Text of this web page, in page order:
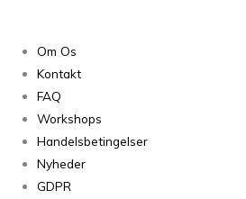
Om Os
Kontakt
FAQ
Workshops
Handelsbetingelser
Nyheder
GDPR